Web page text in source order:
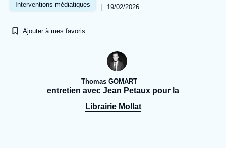
Se connecter
À propos de l'Ifri
Proche-Orient
Interventions médiatiques | 19/02/2026
Ajouter à mes favoris
Thomas GOMART
entretien avec Jean Petaux pour la
Librairie Mollat